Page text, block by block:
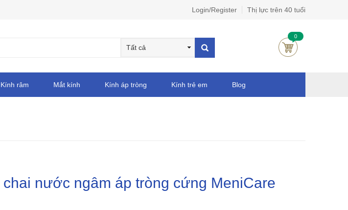
Login/Register Thị lực trên 40 tuổi
0
Kính râm Mắt kính Kính áp tròng Kính trẻ em Blog
nước ngâm áp tròng cứng MeniCare